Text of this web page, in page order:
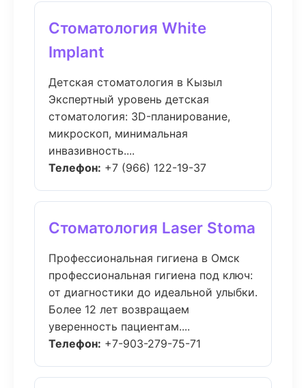
Стоматология White
Implant
Детская стоматология в Кызыл
Экспертный уровень детская
стоматология: 3D-планирование,
микроскоп, минимальная
инвазивность....
Телефон: +7 (966) 122-19-37
Стоматология Laser Stoma
Профессиональная гигиена в Омск
профессиональная гигиена под ключ:
от диагностики до идеальной улыбки.
Более 12 лет возвращаем
уверенность пациентам....
Телефон: +7-903-279-75-71